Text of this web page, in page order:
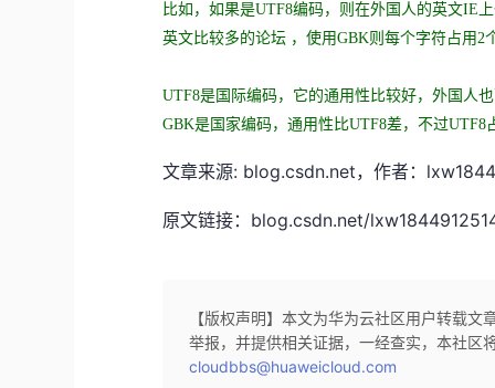
比如，如果是UTF8编码，则在外国人的英文IE
英文比较多的论坛 ，使用GBK则每个字符占用
UTF8是国际编码，它的通用性比较好，外国人
GBK是国家编码，通用性比UTF8差，不过UTF8
文章来源: blog.csdn.net，作者：
原文链接：blog.csdn.net/
【版权声明】本文为华为云社区用户转载
举报，并提供相关证据，一经查实，本社区
cloudbbs@huaweicloud.com